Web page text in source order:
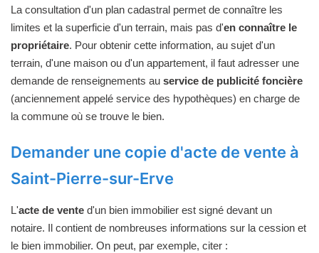
La consultation d'un plan cadastral permet de connaître les
limites et la superficie d'un terrain, mais pas d'en connaître le
propriétaire. Pour obtenir cette information, au sujet d'un
terrain, d'une maison ou d'un appartement, il faut adresser une
demande de renseignements au service de publicité foncière
(anciennement appelé service des hypothèques) en charge de
la commune où se trouve le bien.
Demander une copie d'acte de vente à
Saint-Pierre-sur-Erve
L'acte de vente d'un bien immobilier est signé devant un
notaire. Il contient de nombreuses informations sur la cession et
le bien immobilier. On peut, par exemple, citer :